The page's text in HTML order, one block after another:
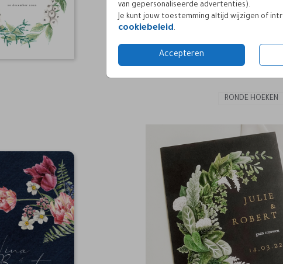
van gepersonaliseerde advertenties).
Je kunt jouw toestemming altijd wijzigen of
cookiebeleid.
Accepteren
RONDE HOEKEN